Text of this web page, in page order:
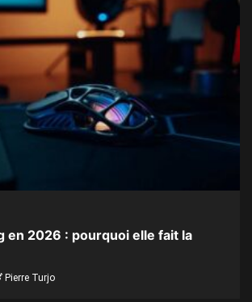
en 2026 : pourquoi elle fait la
Pierre Turjo